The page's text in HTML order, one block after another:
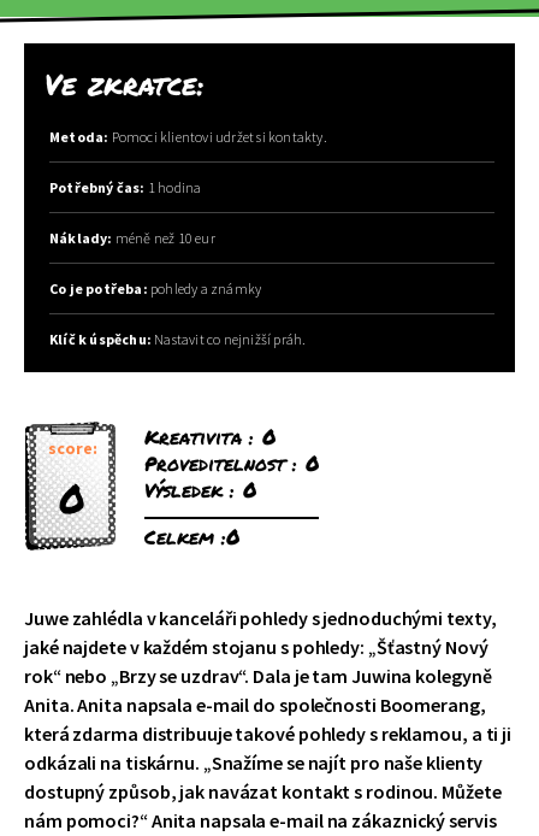
Ve zkratce:
Metoda: Pomoci klientovi udržet si kontakty.
Potřebný čas: 1 hodina
Náklady: méně než 10 eur
Co je potřeba: pohledy a známky
Klíč k úspěchu: Nastavit co nejnižší práh.
score:
0
Kreativita : 0
Proveditelnost : 0
Výsledek : 0
Celkem :0
Juwe zahlédla v kanceláři pohledy s jednoduchými texty,
jaké najdete v každém stojanu s pohledy: „Šťastný Nový
rok“ nebo „Brzy se uzdrav“. Dala je tam Juwina kolegyně
Anita. Anita napsala e-mail do společnosti Boomerang,
která zdarma distribuuje takové pohledy s reklamou, a ti ji
odkázali na tiskárnu. „Snažíme se najít pro naše klienty
dostupný způsob, jak navázat kontakt s rodinou. Můžete
nám pomoci?“ Anita napsala e-mail na zákaznický servis